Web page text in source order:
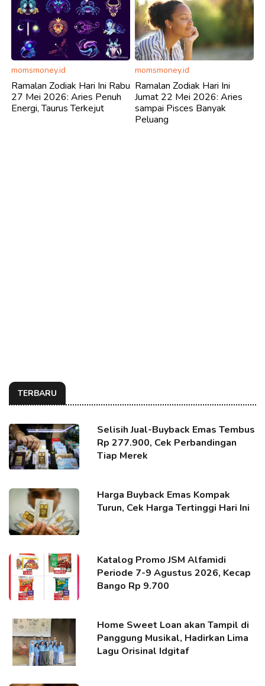
momsmoney.id
Ramalan Zodiak Hari Ini Rabu
27 Mei 2026: Aries Penuh
Energi, Taurus Terkejut
momsmoney.id
Ramalan Zodiak Hari Ini
Jumat 22 Mei 2026: Aries
sampai Pisces Banyak
Peluang
TERBARU
Selisih Jual-Buyback Emas Tembus
Rp 277.900, Cek Perbandingan
Tiap Merek
Harga Buyback Emas Kompak
Turun, Cek Harga Tertinggi Hari Ini
Katalog Promo JSM Alfamidi
Periode 7-9 Agustus 2026, Kecap
Bango Rp 9.700
Home Sweet Loan akan Tampil di
Panggung Musikal, Hadirkan Lima
Lagu Orisinal Idgitaf